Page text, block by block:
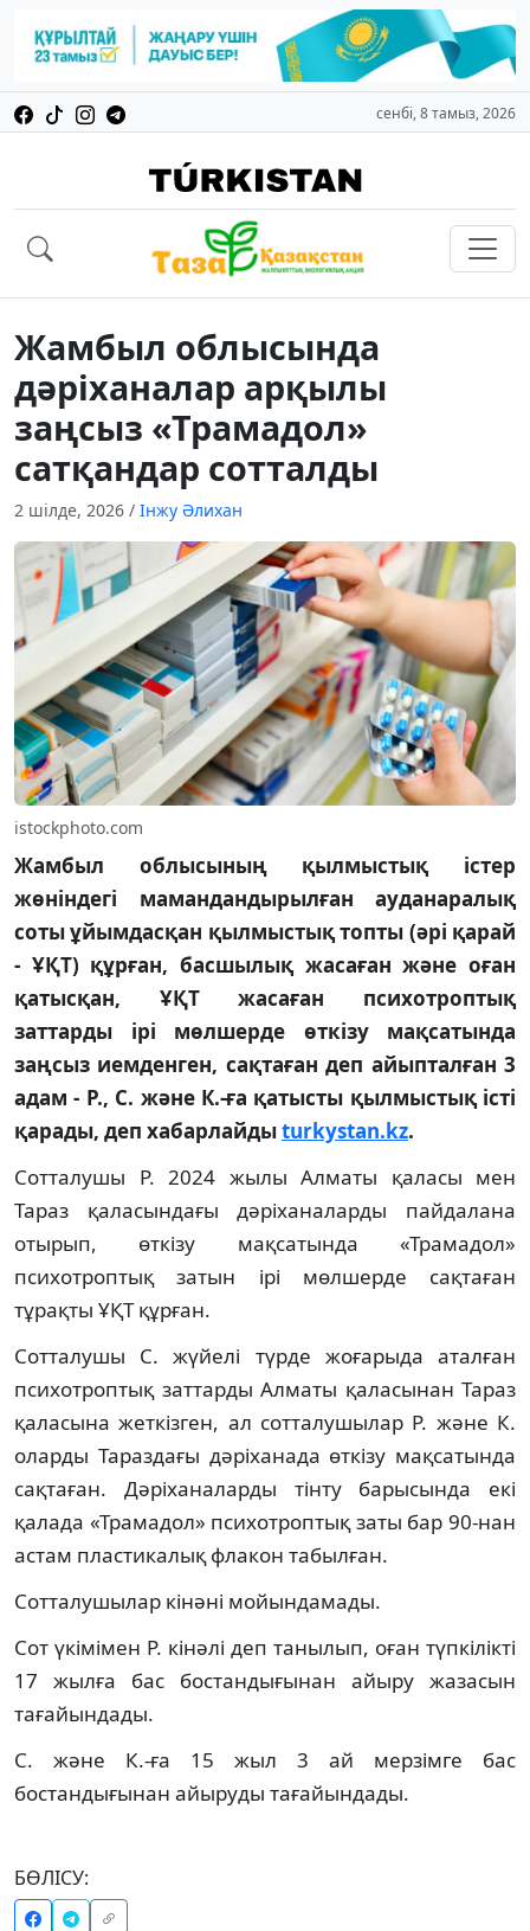
сенбі, 8 тамыз, 2026
Жамбыл облысында
дәріханалар арқылы
заңсыз «Трамадол»
сатқандар сотталды
2 шілде, 2026 / Інжу Әлихан
istockphoto.com
Жамбыл облысының қылмыстық істер
жөніндегі мамандандырылған ауданаралық
соты ұйымдасқан қылмыстық топты (әрі қарай
- ҰҚТ) құрған, басшылық жасаған және оған
қатысқан, ҰҚТ жасаған психотроптық
заттарды ірі мөлшерде өткізу мақсатында
заңсыз иемденген, сақтаған деп айыпталған 3
адам - Р., С. және К.-ға қатысты қылмыстық істі
қарады, деп хабарлайдыturkystan.kz.
Сотталушы Р. 2024 жылы Алматы қаласы мен
Тараз қаласындағы дәріханаларды пайдалана
отырып, өткізу мақсатында «Трамадол»
психотроптық затын ірі мөлшерде сақтаған
тұрақты ҰҚТ құрған.
Сотталушы С. жүйелі түрде жоғарыда аталған
психотроптық заттарды Алматы қаласынан Тараз
қаласына жеткізген, ал сотталушылар Р. және К.
оларды Тараздағы дәріханада өткізу мақсатында
сақтаған. Дәріханаларды тінту барысында екі
қалада «Трамадол» психотроптық заты бар 90-нан
астам пластикалық флакон табылған.
Сотталушылар кінәні мойындамады.
Сот үкімімен Р. кінәлі деп танылып, оған түпкілікті
17 жылға бас бостандығынан айыру жазасын
тағайындады.
С. және К.-ға 15 жыл 3 ай мерзімге бас
бостандығынан айыруды тағайындады.
БӨЛІСУ: